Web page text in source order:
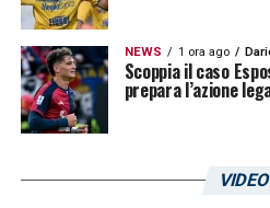
NEWS 1 ora ago
Scoppia il caso
prepara l’azione
VIDEO